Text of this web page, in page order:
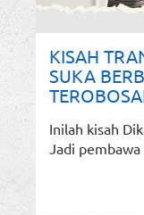
KISAH
SUKA
Inilah kisah
Jadi